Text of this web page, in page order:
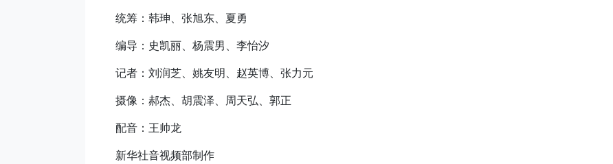
统筹：韩珅、张旭东、夏勇
编导：史凯丽、杨震男、李怡汐
记者：刘润芝、姚友明、赵英博、张力元
摄像：郝杰、胡震泽、周天弘、郭正
配音：王帅龙
新华社音视频部制作